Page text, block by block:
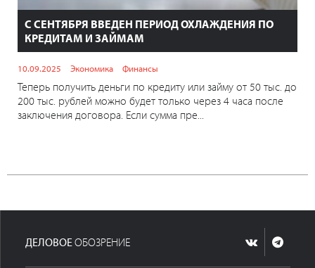
С СЕНТЯБРЯ ВВЕДЕН ПЕРИОД ОХЛАЖДЕНИЯ ПО
КРЕДИТАМ И ЗАЙМАМ
10.09.2025 Экономика Финансы
Теперь получить деньги по кредиту или займу от 50 тыс. до
200 тыс. рублей можно будет только через 4 часа после
заключения договора. Если сумма пре...
ДЕЛОВОЕОБОЗРЕНИЕ